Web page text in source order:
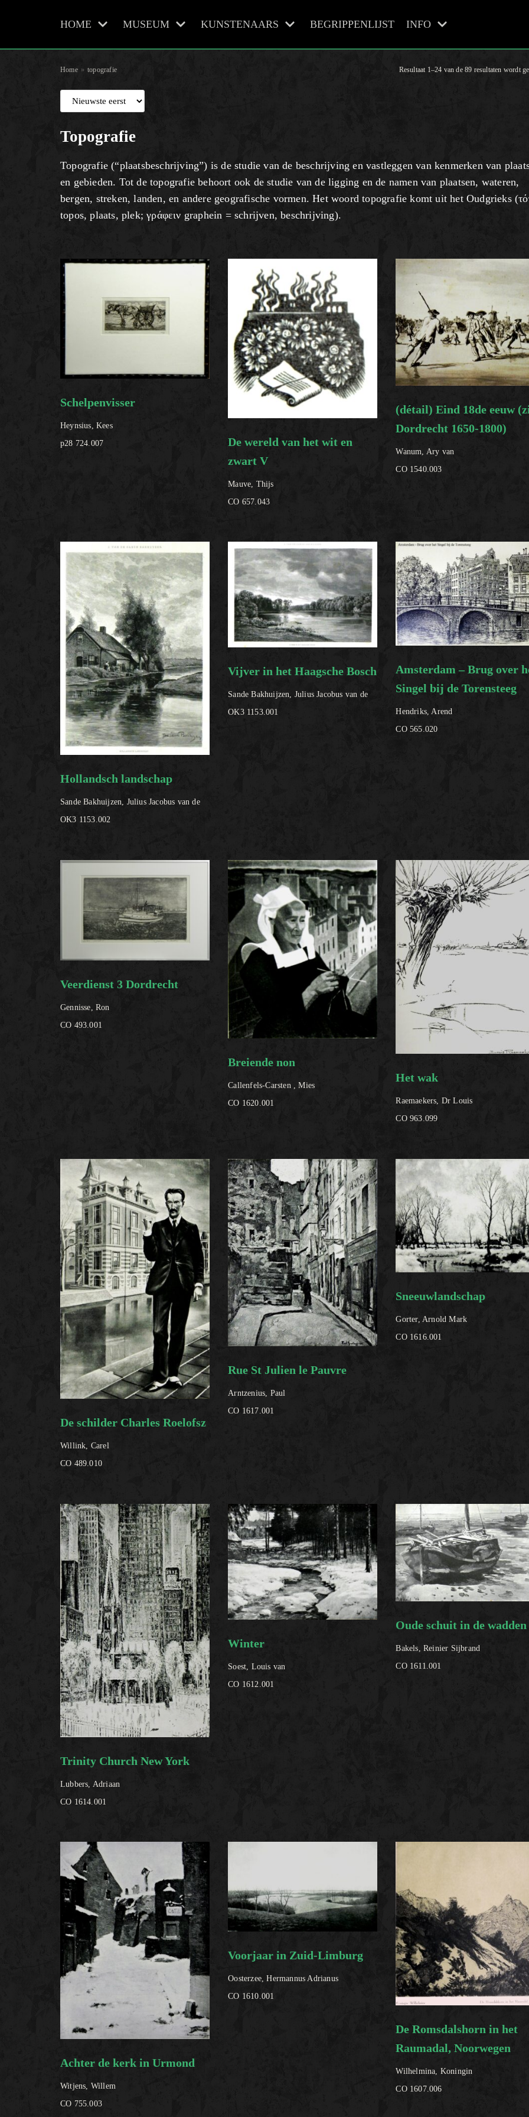
naar
HOME MUSEUM KUNSTENAARS BEGRIPPENLIJST INFO
Home » topografie Resultaat 1–24 van de 89 resultaten wordt
Topografie
Topografie (“plaatsbeschrijving”) is de studie van de beschrijving en vastleggen van kenmerken van
en gebieden. Tot de topografie behoort ook de studie van de ligging en de namen van plaatsen, wateren,
bergen, streken, landen, en andere geografische vormen. Het woord topografie komt uit het Oudgrieks
topos, plaats, plek; γράφειν graphein = schrijven, beschrijving).
Schelpenvisser
Heynsius, Kees
p28 724.007
De wereld van het wit en
zwart V
Mauve, Thijs
CO 657.043
(détail) Eind 18de eeuw
Dordrecht 1650-1800)
Wanum, Ary van
CO 1540.003
Hollandsch landschap
Sande Bakhuijzen, Julius Jacobus van de
OK3 1153.002
Vijver in het Haagsche Bosch
Sande Bakhuijzen, Julius Jacobus van de
OK3 1153.001
Amsterdam – Brug over
Singel bij de Torensteeg
Hendriks, Arend
CO 565.020
Veerdienst 3 Dordrecht
Gennisse, Ron
CO 493.001
Breiende non
Callenfels-Carsten , Mies
CO 1620.001
Het wak
Raemaekers, Dr Louis
CO 963.099
De schilder Charles Roelofsz
Willink, Carel
CO 489.010
Rue St Julien le Pauvre
Arntzenius, Paul
CO 1617.001
Sneeuwlandschap
Gorter, Arnold Mark
CO 1616.001
Trinity Church New York
Lubbers, Adriaan
CO 1614.001
Winter
Soest, Louis van
CO 1612.001
Oude schuit in de wadden
Bakels, Reinier Sijbrand
CO 1611.001
Achter de kerk in Urmond
Witjens, Willem
CO 755.003
Voorjaar in Zuid-Limburg
Oosterzee, Hermannus Adrianus
CO 1610.001
De Romsdalshorn in het
Raumadal, Noorwegen
Wilhelmina, Koningin
CO 1607.006